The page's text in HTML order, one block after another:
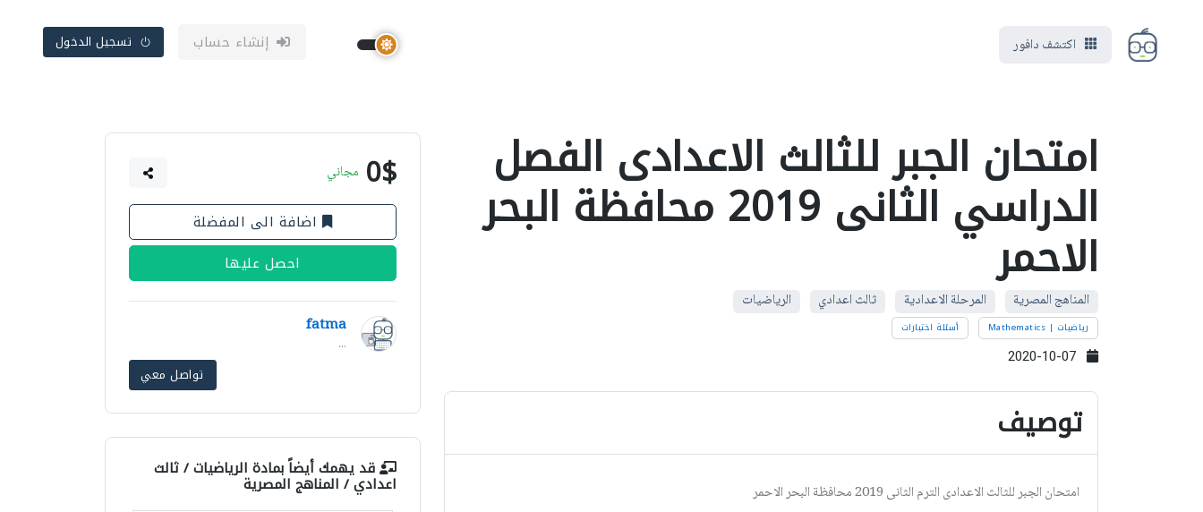
اكتشف دافور إنشاء حساب تسجيل الدخول
امتحان الجبر للثالث الاعدادى الفصل
الدراسي الثانى 2019 محافظة البحر
الاحمر
المناهج المصرية المرحلة الاعدادية ثالث اعدادي الرياضيات
رياضيات | Mathematics أسئلة اختبارات
توصيف
امتحان الجبر للثالث الاعدادى الترم الثانى 2019 محافظة البحر الاحمر
0$ مجاني
اضافة الى المفضلة
احصل عليها
fatma
...
تواصل معي
قد يهمك أيضاً بمادة الرياضيات / ثالث
اعدادي / المناهج المصرية